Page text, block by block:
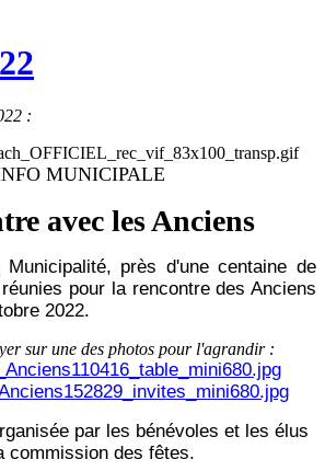
:
MUNICIPALE
avec les Anciens
près d'une centaine de
pour la rencontre des Anciens
2022.
sur une des photos pour l'agrandir :
par les bénévoles et les élus
commission des fêtes.